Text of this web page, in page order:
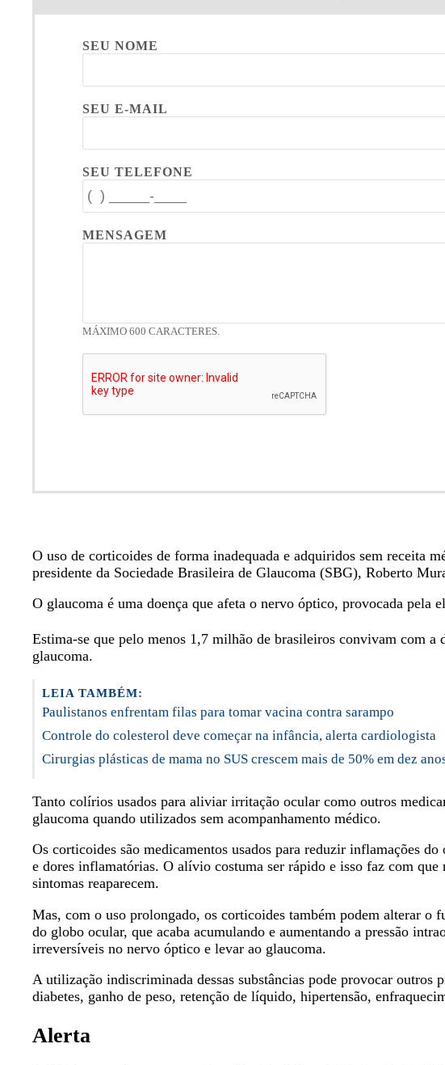
SEU NOME
SEU E-MAIL
SEU TELEFONE
MENSAGEM
MÁXIMO 600 CARACTERES.
O uso de corticoides de forma inadequada e adquiridos sem receita
presidente da Sociedade Brasileira de Glaucoma (SBG), Roberto
O glaucoma é uma doença que afeta o nervo óptico, provocada pela
Estima-se que pelo menos 1,7 milhão de brasileiros convivam com
glaucoma.
LEIA TAMBÉM:
Paulistanos enfrentam filas para tomar vacina contra sarampo
Controle do colesterol deve começar na infância, alerta cardiologista
Cirurgias plásticas de mama no SUS crescem mais de 50% em dez
Tanto colírios usados para aliviar irritação ocular como outros
glaucoma quando utilizados sem acompanhamento médico.
Os corticoides são medicamentos usados para reduzir inflamações
e dores inflamatórias. O alívio costuma ser rápido e isso faz com que
sintomas reaparecem.
Mas, com o uso prolongado, os corticoides também podem alterar
do globo ocular, que acaba acumulando e aumentando a pressão
irreversíveis no nervo óptico e levar ao glaucoma.
A utilização indiscriminada dessas substâncias pode provocar outros
diabetes, ganho de peso, retenção de líquido, hipertensão,
Alerta